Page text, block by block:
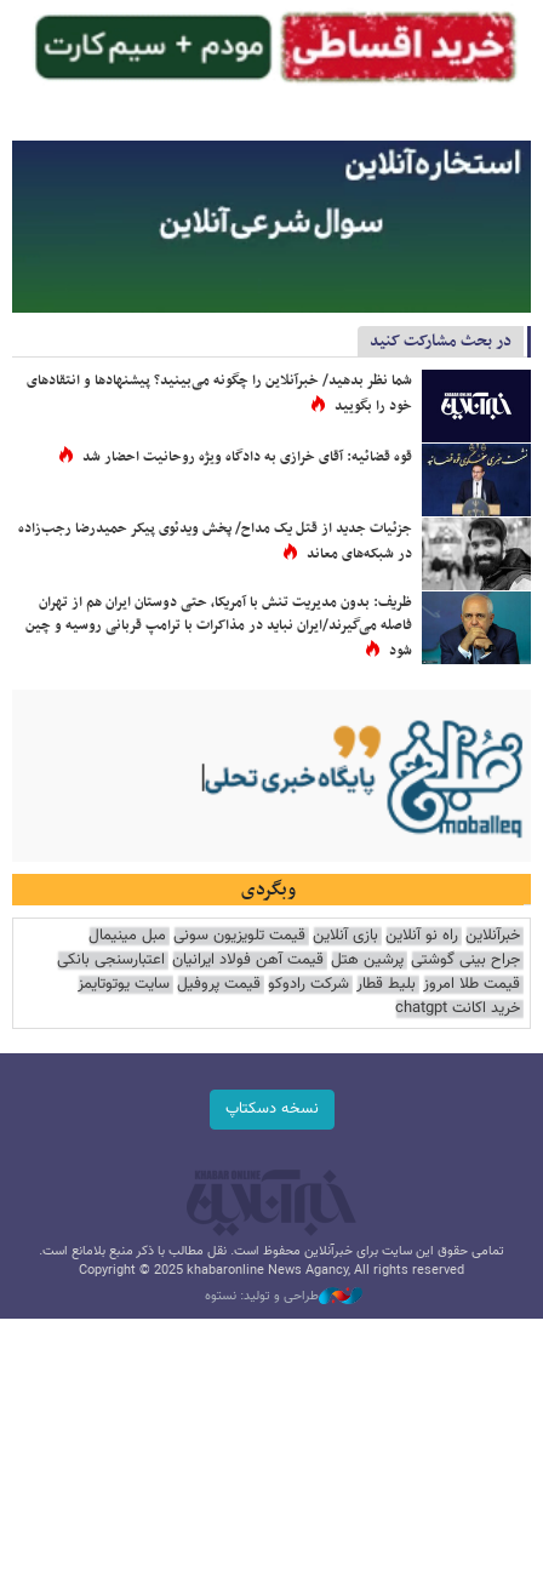
در بحث مشارکت کنید
شما نظر بدهید/ خبرآنلاین را چگونه می‌بینید؟ پیشنهادها و انتقادهای
خود را بگویید
قوه قضائیه: آقای خرازی به دادگاه ویژه روحانیت احضار شد
جزئیات جدید از قتل یک مداح/ پخش ویدئوی پیکر حمیدرضا رجب‌زاده
در شبکه‌های معاند
ظریف: بدون مدیریت تنش با آمریکا، حتی دوستان ایران هم از تهران
فاصله می‌گیرند/ایران نباید در مذاکرات با ترامپ قربانی روسیه و چین
شود
وبگردی
خبرآنلاین راه نو آنلاین بازی آنلاین قیمت تلویزیون سونی مبل مینیمال
جراح بینی گوشتی پرشین هتل قیمت آهن فولاد ایرانیان اعتبارسنجی بانکی
قیمت طلا امروز بلیط قطار شرکت رادوکو قیمت پروفیل سایت یوتوتایمز
خرید اکانت chatgpt
نسخه دسکتاپ
تمامی حقوق این سایت برای خبرآنلاین محفوظ است. نقل مطالب با ذکر منبع بلامانع است.
Copyright © 2025 khabaronline News Agancy, All rights reserved
طراحی و تولید: نستوه